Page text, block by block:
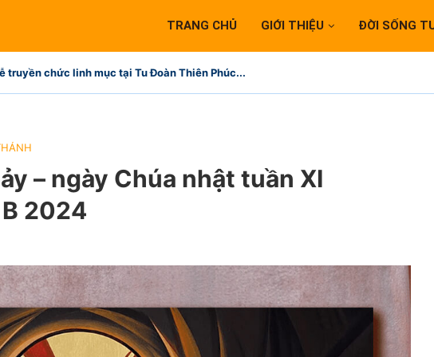
TRANG CHỦ GIỚI THIỆU ĐỜI SỐNG
truyền chức linh mục tại Tu Đoàn Thiên Phúc...
– ngày Chúa nhật tuần XI
2024